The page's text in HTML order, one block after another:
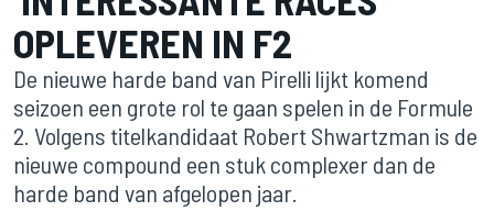
OPLEVEREN IN F2
De nieuwe harde band van Pirelli lijkt komend
seizoen een grote rol te gaan spelen in de Formule
2. Volgens titelkandidaat Robert Shwartzman is de
nieuwe compound een stuk complexer dan de
harde band van afgelopen jaar.